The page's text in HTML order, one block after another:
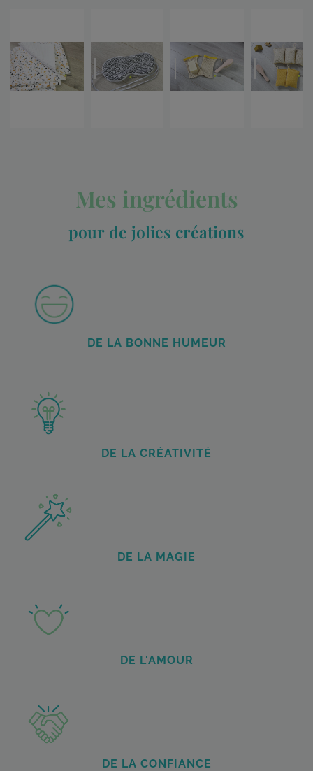
Mes ingrédients
pour de jolies créations
DE LA BONNE HUMEUR
DE LA CRÉATIVITÉ
DE LA MAGIE
DE L'AMOUR
DE LA CONFIANCE